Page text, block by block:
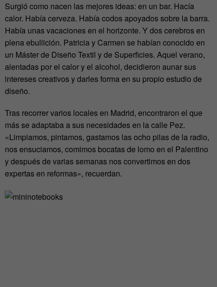
Surgió como nacen las mejores ideas: en un bar. Hacía
calor. Había cerveza. Había codos apoyados sobre la barra.
Había unas vacaciones en el horizonte. Y dos cerebros en
plena ebullición. Patricia y Carmen se habían conocido en
un Máster de Diseño Textil y de Superficies. Aquel verano,
alentadas por el calor y el alcohol, decidieron aunar sus
intereses creativos y darles forma en su propio estudio de
diseño.
Tras recorrer varios locales en Madrid, encontraron el que
más se adaptaba a sus necesidades en la calle Pez.
«Limpiamos, pintamos, gastamos las ocho pilas de la radio,
nos ensuciamos, comimos bocatas de lomo en el Palentino
y después de varias semanas nos convertimos en dos
expertas en reformas», recuerdan.